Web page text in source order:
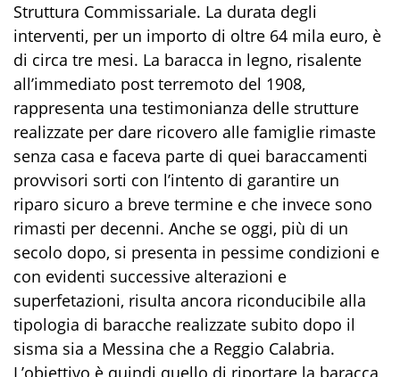
Struttura Commissariale. La durata degli
interventi, per un importo di oltre 64 mila euro, è
di circa tre mesi. La baracca in legno, risalente
all’immediato post terremoto del 1908,
rappresenta una testimonianza delle strutture
realizzate per dare ricovero alle famiglie rimaste
senza casa e faceva parte di quei baraccamenti
provvisori sorti con l’intento di garantire un
riparo sicuro a breve termine e che invece sono
rimasti per decenni. Anche se oggi, più di un
secolo dopo, si presenta in pessime condizioni e
con evidenti successive alterazioni e
superfetazioni, risulta ancora riconducibile alla
tipologia di baracche realizzate subito dopo il
sisma sia a Messina che a Reggio Calabria.
L’obiettivo è quindi quello di riportare la baracca